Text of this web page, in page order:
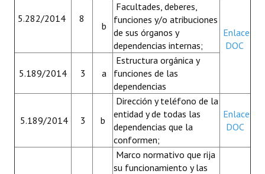
Plan Estratégico 2022 - 2026
Sistema de Gestión de Calidad
5.282/2014 8
Enlace
DOC
b
Facultades, deberes,
funciones y/o atribuciones
de sus órganos y
dependencias internas;
5.189/2014 3 a
Estructura orgánica y
funciones de las
dependencias
5.189/2014 3 b
Dirección y teléfono de la
entidad y de todas las
dependencias que la
conformen;
Enlace
DOC
Marco normativo que rija
su funcionamiento y las